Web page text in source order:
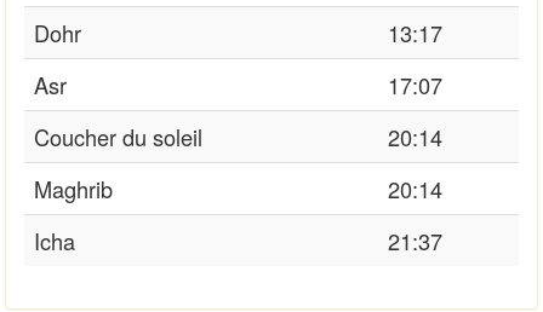
Dohr
13:17
Asr
17:07
Coucher du soleil
20:14
Maghrib
20:14
Icha
21:37